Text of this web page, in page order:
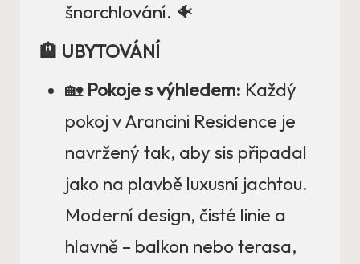
šnorchlování. 🐠
🏨 UBYTOVÁNÍ
🏡 Pokoje s výhledem: Každý
pokoj v Arancini Residence je
navržený tak, aby sis připadal
jako na plavbě luxusní jachtou.
Moderní design, čisté linie a
hlavně – balkon nebo terasa,